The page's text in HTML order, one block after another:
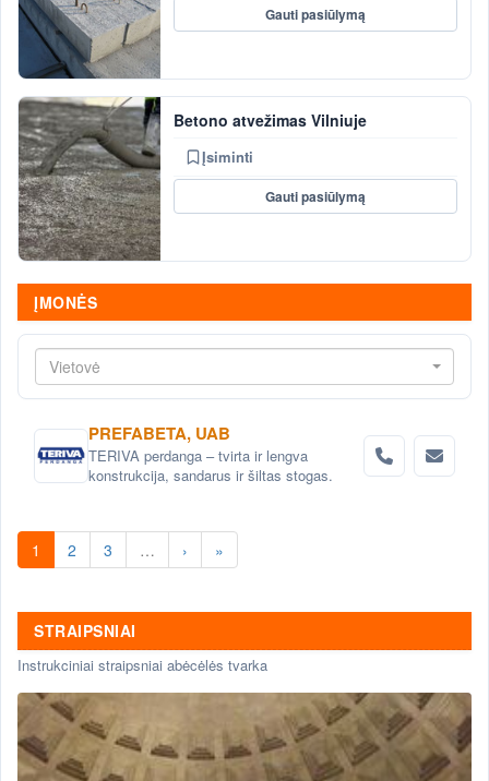
Gauti pasiūlymą
Betono atvežimas Vilniuje
Įsiminti
Gauti pasiūlymą
ĮMONĖS
Vietovė
PREFABETA, UAB
TERIVA perdanga – tvirta ir lengva
konstrukcija, sandarus ir šiltas stogas.
1 2 3 … › »
STRAIPSNIAI
Instrukciniai straipsniai abėcėlės tvarka